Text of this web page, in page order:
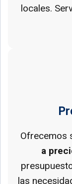
locales.
Ofrecemos
a
las